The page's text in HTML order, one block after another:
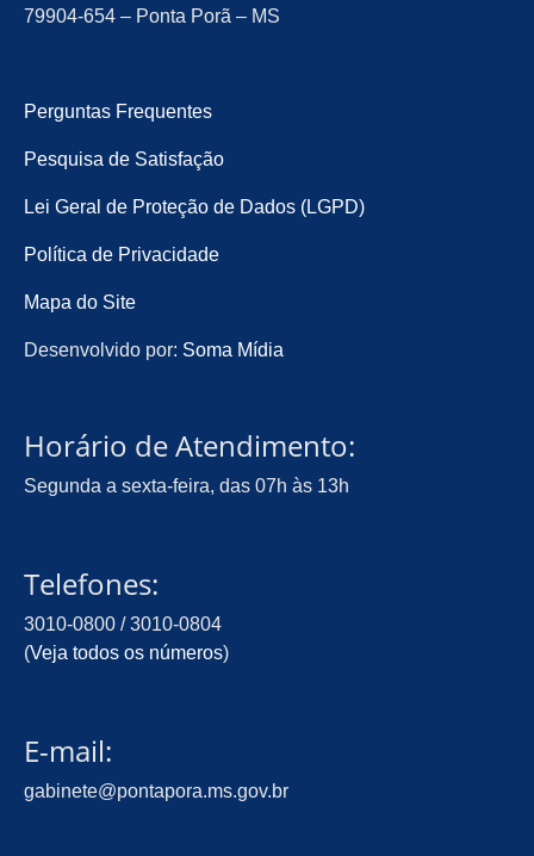
79904-654 – Ponta Porã – MS
Perguntas Frequentes
Pesquisa de Satisfação
Lei Geral de Proteção de Dados (LGPD)
Política de Privacidade
Mapa do Site
Desenvolvido por: Soma Mídia
Horário de Atendimento:
Segunda a sexta-feira, das 07h às 13h
Telefones:
3010-0800 / 3010-0804
(Veja todos os números)
E-mail:
gabinete@pontapora.ms.gov.br